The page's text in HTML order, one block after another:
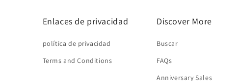
Enlaces de privacidad
política de privacidad
Terms and Conditions
Discover More
Buscar
FAQs
Anniversary Sales